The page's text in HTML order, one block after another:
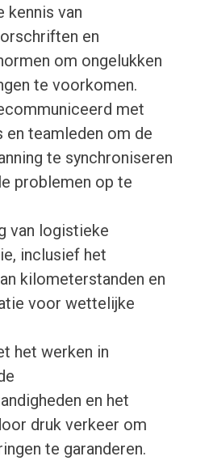
kennis van
en
om ongelukken
te voorkomen.
met
en teamleden om de
te synchroniseren
problemen op te
van logistieke
inclusief het
kilometerstanden en
voor wettelijke
het werken in
en het
druk verkeer om
te garanderen.